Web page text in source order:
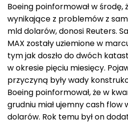
Boeing poinformował w środę,
wynikające z problemów z
mld dolarów, donosi Reuters.
MAX zostały uziemione w
tym jak doszło do dwóch
w okresie pięciu miesięcy.
przyczyną były wady
Boeing poinformował, że w
grudniu miał ujemny cash flow
dolarów. Rok temu był on